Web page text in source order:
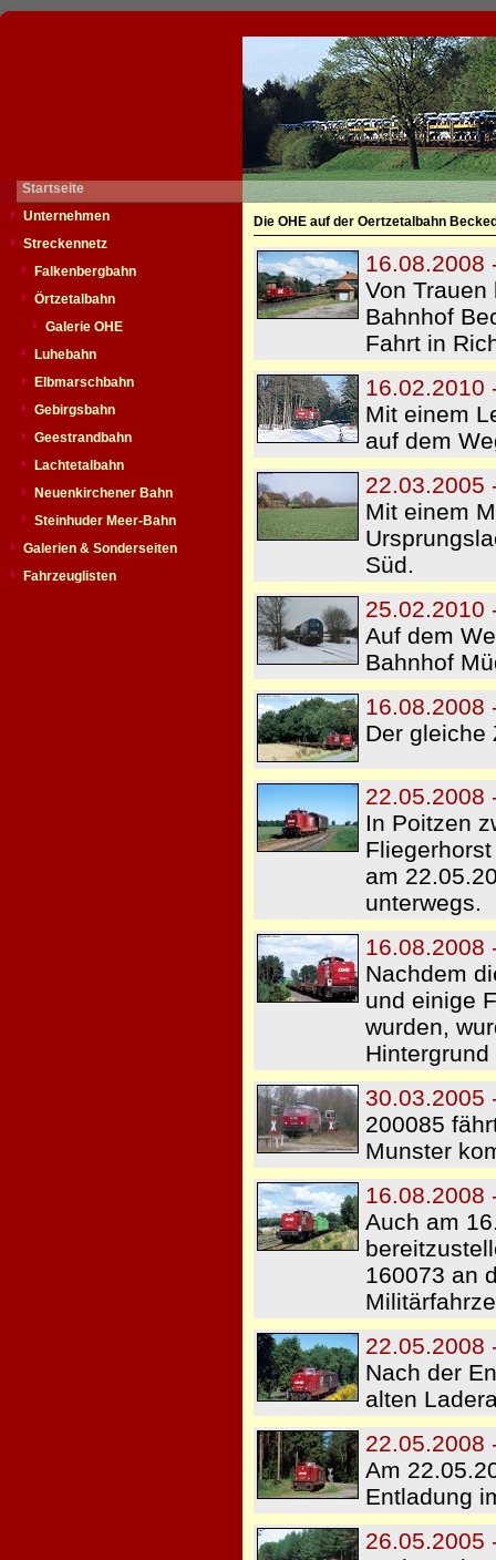
Startseite
Unternehmen
Streckennetz
Falkenbergbahn
Örtzetalbahn
Galerie OHE
Luhebahn
Elbmarschbahn
Gebirgsbahn
Geestrandbahn
Lachtetalbahn
Neuenkirchener Bahn
Steinhuder Meer-Bahn
Galerien & Sonderseiten
Fahrzeuglisten
Die OHE auf der Oertzetalbahn
16.08.2008
Von
Bahnhof
Fahrt in
16.02.2010
Mit einem
auf dem
22.03.2005
Mit einem
Süd.
25.02.2010
Auf dem
Bahnhof
16.08.2008
Der gleiche
22.05.2008
In Poitzen
am
unterwegs.
16.08.2008
Nachdem
und einige
wurden,
30.03.2005
200085
Munster
16.08.2008
Auch am
160073 an
22.05.2008
Nach der
alten
22.05.2008
Am
Entladung
26.05.2005